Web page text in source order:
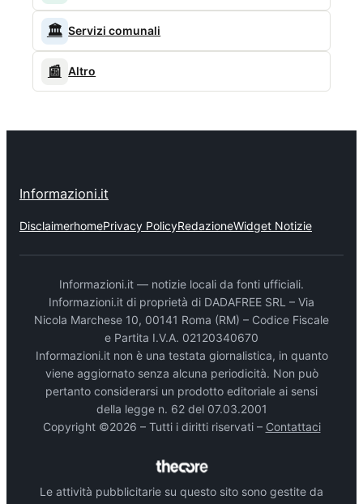
🏛️ Servizi comunali
📰 Altro
Informazioni.it
DisclaimerhomePrivacy PolicyRedazioneWidget Notizie
Informazioni.it — notizie locali da fonti ufficiali.
Informazioni.it di proprietà di DADAFREE SRL – Via
Nicola Marchese 10, 00141 Roma (RM) – Codice Fiscale
e Partita I.V.A. 02120340670
Informazioni.it non è una testata giornalistica, in quanto
viene aggiornato senza alcuna periodicità. Non può
pertanto considerarsi un prodotto editoriale ai sensi
della legge n. 62 del 07.03.2001
Copyright ©2026 – Tutti i diritti riservati – Contattaci
Le attività pubblicitarie su questo sito sono gestite da